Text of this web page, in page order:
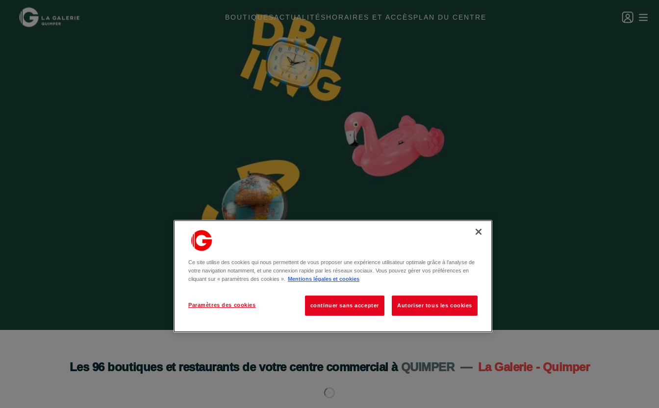
BOUTIQUESACTUALITÉSHORAIRES ET ACCÈSPLAN DU CENTRE
Les 96boutiques et restaurants de votre centre commercial à QUIMPER — La Galerie - Quimper
Ce site utilise des cookies qui nous permettent de vous proposer une expérience utilisateur optimale grâce à l’analyse de
votre navigation notamment, et une connexion rapide par les réseaux sociaux. Vous pouvez gérer vos préférences en
cliquant sur « paramètres des cookies ».
Mentions légales et cookies
Paramètres des cookies continuer sans accepter Autoriser tous les cookies